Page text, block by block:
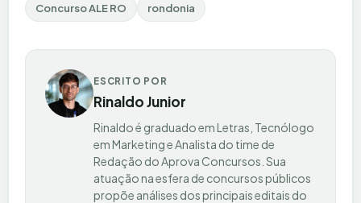
Concurso ALE RO rondonia
ESCRITO POR
Rinaldo Junior
Rinaldo é graduado em Letras, Tecnólogo
em Marketing e Analista do time de
Redação do Aprova Concursos. Sua
atuação na esfera de concursos públicos
propõe análises dos principais editais do